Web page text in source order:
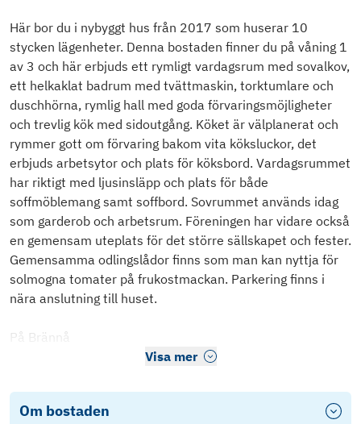
Här bor du i nybyggt hus från 2017 som huserar 10
stycken lägenheter. Denna bostaden finner du på våning 1
av 3 och här erbjuds ett rymligt vardagsrum med sovalkov,
ett helkaklat badrum med tvättmaskin, torktumlare och
duschhörna, rymlig hall med goda förvaringsmöjligheter
och trevlig kök med sidoutgång. Köket är välplanerat och
rymmer gott om förvaring bakom vita köksluckor, det
erbjuds arbetsytor och plats för köksbord. Vardagsrummet
har riktigt med ljusinsläpp och plats för både
soffmöblemang samt soffbord. Sovrummet används idag
som garderob och arbetsrum. Föreningen har vidare också
en gemensam uteplats för det större sällskapet och fester.
Gemensamma odlingslådor finns som man kan nyttja för
solmogna tomater på frukostmackan. Parkering finns i
nära anslutning till huset.
På Brännå
Visa mer
Om bostaden